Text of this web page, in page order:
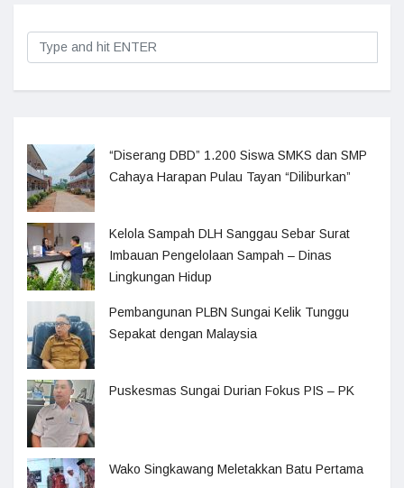
“Diserang DBD” 1.200 Siswa SMKS dan SMP
Cahaya Harapan Pulau Tayan “Diliburkan”
Kelola Sampah DLH Sanggau Sebar Surat
Imbauan Pengelolaan Sampah – Dinas
Lingkungan Hidup
Pembangunan PLBN Sungai Kelik Tunggu
Sepakat dengan Malaysia
Puskesmas Sungai Durian Fokus PIS – PK
Wako Singkawang Meletakkan Batu Pertama